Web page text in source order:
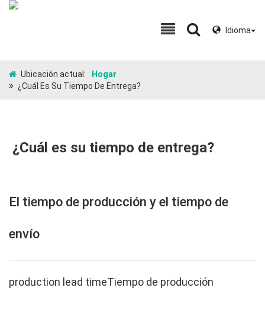
Idioma
Ubicación actual:
Hogar
¿Cuál Es Su Tiempo De Entrega?
¿Cuál es su tiempo de entrega?
El tiempo de producción y el tiempo de
envío
Tiempo de producción